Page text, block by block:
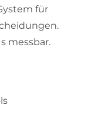
für
messbar.